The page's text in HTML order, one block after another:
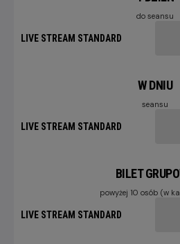
do seansu
LIVE STREAM STANDARD
W DNIU
seansu
LIVE STREAM STANDARD
BILET
powyżej 10 osób (w
LIVE STREAM STANDARD